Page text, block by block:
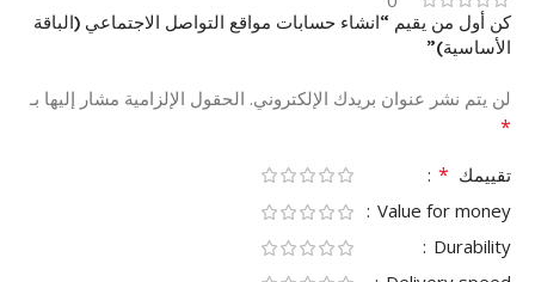
كن أول من يقيم “انشاء حسابات مواقع التواصل الاجتماعي (الباقة
الأساسية)”
لن يتم نشر عنوان بريدك الإلكتروني. الحقول الإلزامية مشار إليها بـ
*
تقييمك *
Value for money
Durability